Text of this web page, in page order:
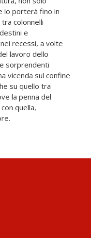
lo porterà fino in
colonnelli
e
recessi, a volte
lavoro dello
sorprendenti
vicenda sul confine
su quello tra
la penna del
quella,